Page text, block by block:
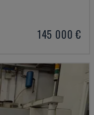
145 000 €